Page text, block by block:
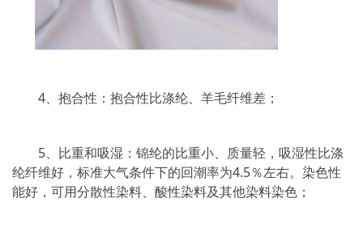
4、抱合性：抱合性比涤纶、羊毛纤维差；
5、比重和吸湿：锦纶的比重小、质量轻，吸湿性比涤
纶纤维好，标准大气条件下的回潮率为4.5％左右。染色性
能好，可用分散性染料、酸性染料及其他染料染色；